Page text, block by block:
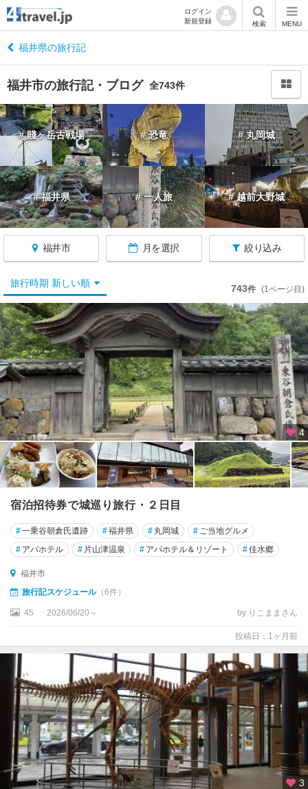
ログイン
新規登録
検索 MENU
福井県の旅行記
福井市の旅行記・ブログ 全743件
# 賤ヶ岳古戦場 # 恐竜 # 丸岡城
# 福井県 # 一人旅 # 越前大野城
福井市 月を選択 絞り込み
福
井
へ
戻
る
福
井
べ
て
福
井
・
武
生
・
鯖
江
・
越
前
福
井
市
武
生
・
江
海
岸
永
平
寺
・
丸
岡
旅行時期 新しい順 743件 (1ページ目)
4
宿泊招待券で城巡り旅行・２日目
#一乗谷朝倉氏遺跡 #福井県 # 丸岡城 # ご当地グルメ
# アパホテル # 片山津温泉 # アパホテル＆リゾート #佳水郷
福井市
旅行記スケジュール（6件）
45 2026/06/20～ by りこままさん
投稿日：1ヶ月前
3